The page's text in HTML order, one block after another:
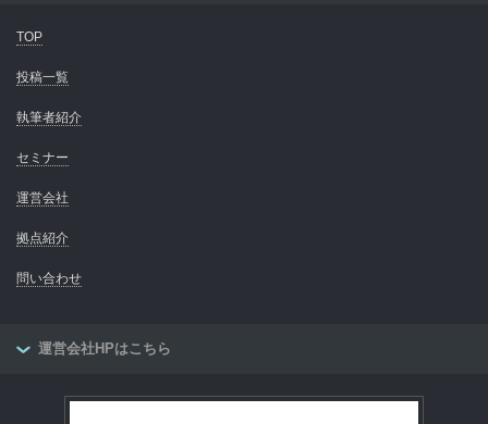
TOP
投稿一覧
執筆者紹介
セミナー
運営会社
拠点紹介
問い合わせ
運営会社HPはこちら